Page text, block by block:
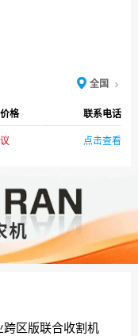
全国
格 联系电话
点击查看
跨区版联合收割机